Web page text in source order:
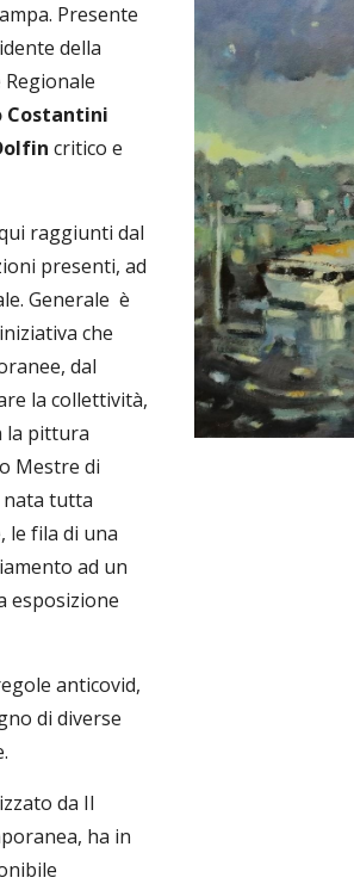
Presente
della
Costantini
critico e
raggiunti dal
presenti, ad
Generale  è
che
dal
la collettività,
la pittura
Mestre di
nata tutta
le fila di una
ad un
esposizione
anticovid,
di diverse
da Il
ha in